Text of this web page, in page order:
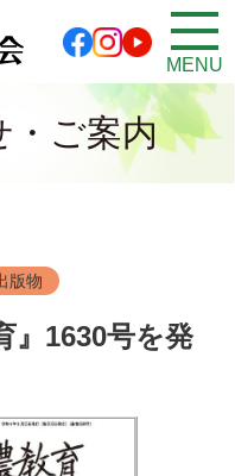
MENU
・ご案内
版物
』1630号を発